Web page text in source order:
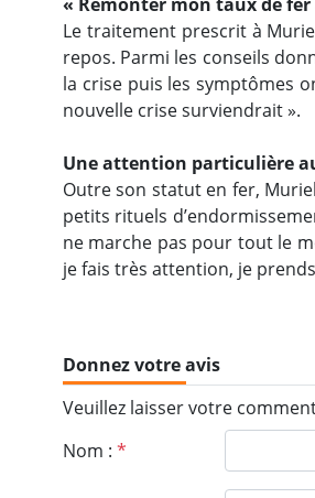
Le traitement prescrit à
repos. Parmi les conseils
la crise puis les symptômes
nouvelle crise surviendrait ».
Une attention particulière
Outre son statut en fer,
petits rituels
ne marche pas pour tout le
je fais très attention, je
Donnez votre avis
Veuillez laisser votre
Nom : *